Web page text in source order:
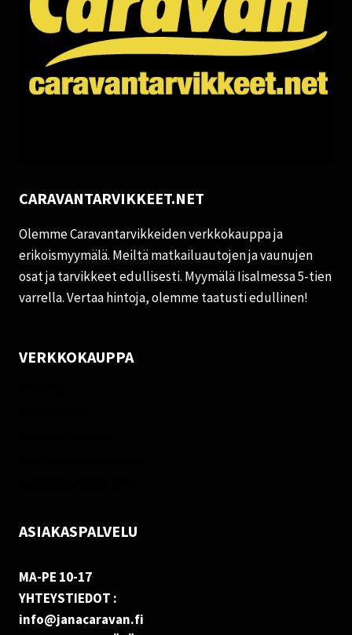
CARAVANTARVIKKEET.NET
Olemme Caravantarvikkeiden verkkokauppa ja
erikoismyymälä. Meiltä matkailuautojen ja vaunujen
osat ja tarvikkeet edullisesti. Myymälä Iisalmessa 5-tien
varrella. Vertaa hintoja, olemme taatusti edullinen!
VERKKOKAUPPA
ASIAKASPALVELU
MA-PE 10-17
YHTEYSTIEDOT :
info@janacaravan.fi